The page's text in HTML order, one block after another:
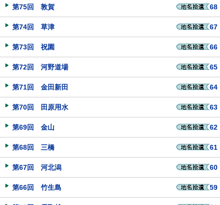
第75回 敦賀 68
第74回 草津 67
第73回 祝園 66
第72回 河野道場 65
第71回 金田新田 64
第70回 田原用水 63
第69回 金山 62
第68回 三橋 61
第67回 河北潟 60
第66回 竹生島 59